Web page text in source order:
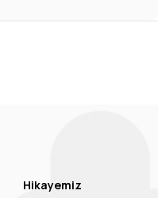
Hikayemiz